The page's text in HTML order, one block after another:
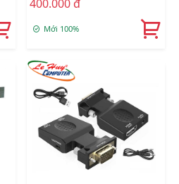
400.000 đ
Mới 100%